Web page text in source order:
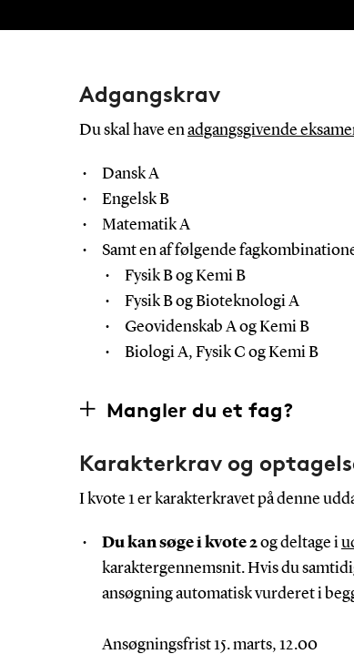
Adgangskrav
Du skal have en adgangsgivende
Dansk A
Engelsk B
Matematik A
Samt en af følgende
Fysik B og Kemi B
Fysik B og Bioteknologi A
Geovidenskab A og Kemi B
Biologi A, Fysik C og Kemi B
Mangler du et fag?
Karakterkrav og
I kvote 1 er karakterkravet på denne
Du kan søge i kvote 2og deltage i
karaktergennemsnit. Hvis du
ansøgning automatisk vurderet i
Ansøgningsfrist 15. marts, 12.00